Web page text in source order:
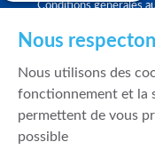
Conditions générales
Politique de meilleure
Politique de durabilité
Fonds de garantie des
Nous
Nous utilisons des
fonctionnement et la
permettent de vous
possible